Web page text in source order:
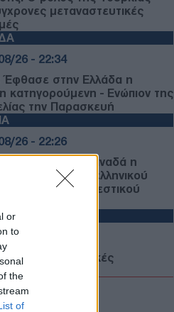
or
to
the
of
μεταναστευτικές
26 - 22:34
Έφθασε στην Ελλάδα η
κατηγορούμενη - Ενώπιον της
την Παρασκευή
26 - 22:26
Άρχισε στον Καναδά η
του πρώτου ελληνικού
δασοπυροσβεστικού
26 - 22:17
τουρκικές
στο Αιγαίο, με οπλισμένα
UAV και ATR-72!